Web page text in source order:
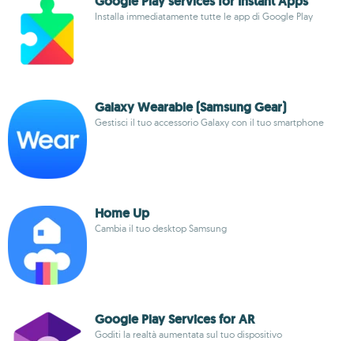
Installa immediatamente tutte le app di Google Play
Galaxy Wearable (Samsung Gear)
Gestisci il tuo accessorio Galaxy con il tuo smartphone
Home Up
Cambia il tuo desktop Samsung
Google Play Services for AR
Goditi la realtà aumentata sul tuo dispositivo